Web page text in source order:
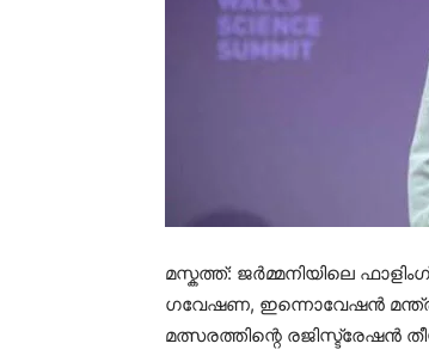
മസ്കത്ത്: ജർമ്മനിയിലെ
ഗവേഷണ, ഇന്നൊവേഷൻ
മത്സരത്തിന്റെ രജിസ്ട്രേഷൻ